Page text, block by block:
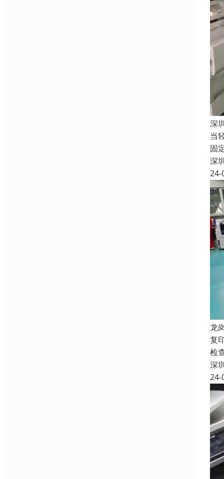
深
当
固
深
24-
龙
复
检
深
24-